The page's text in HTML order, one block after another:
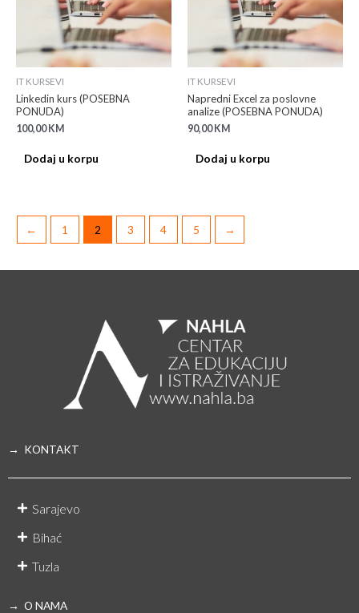
IT KURSEVI
Linkedin kurs (POSEBNA
PONUDA)
100,00 KM
Dodaj u korpu
IT KURSEVI
Napredni Excel za poslovne
analize (POSEBNA PONUDA)
90,00 KM
Dodaj u korpu
← 1 2 3 4 5 →
→ KONTAKT
Sarajevo
Bihać
Tuzla
→ O NAMA